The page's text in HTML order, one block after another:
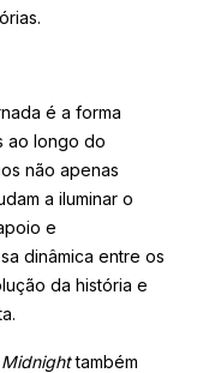
é a forma
ao longo do
não apenas
a iluminar o
e
dinâmica entre os
da história e
também